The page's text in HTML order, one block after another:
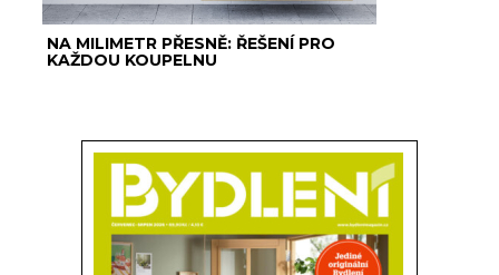
NA MILIMETR PŘESNĚ: ŘEŠENÍ PRO
KAŽDOU KOUPELNU